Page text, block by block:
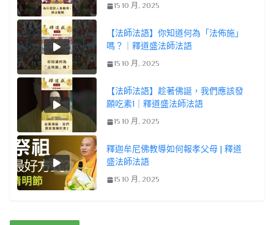
15 10 月, 2025
【法師法語】你知道何為「法佈施」
嗎？｜釋道盛法師法語
15 10 月, 2025
【法師法語】趁著佛誕，我們應該發
願吃素1｜釋道盛法師法語
15 10 月, 2025
釋迦牟尼佛教導如何報孝父母 | 釋道
盛法師法語
15 10 月, 2025